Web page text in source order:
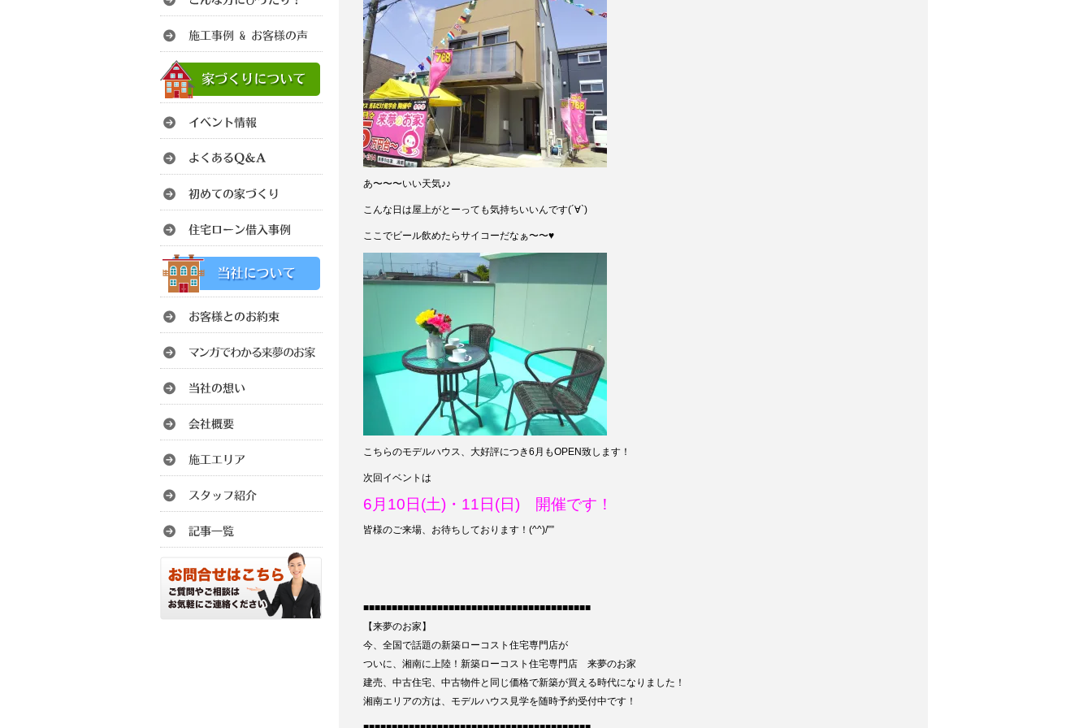
あ〜〜〜いい天気♪♪
こんな日は屋上がとーっても気持ちいいんです(´∀`)
ここでビール飲めたらサイコーだなぁ〜〜♥
こちらのモデルハウス、大好評につき6月もOPEN致します！
次回イベントは
6月10日(土)・11日(日) 開催です！
皆様のご来場、お待ちしております！(^^)/””
■■■■■■■■■■■■■■■■■■■■■■■■■■■■■■■■■■■■■■■■
【来夢のお家】
今、全国で話題の新築ローコスト住宅専門店が
ついに、湘南に上陸！新築ローコスト住宅専門店 来夢のお家
建売、中古住宅、中古物件と同じ価格で新築が買える時代になりました！
湘南エリアの方は、モデルハウス見学を随時予約受付中です！